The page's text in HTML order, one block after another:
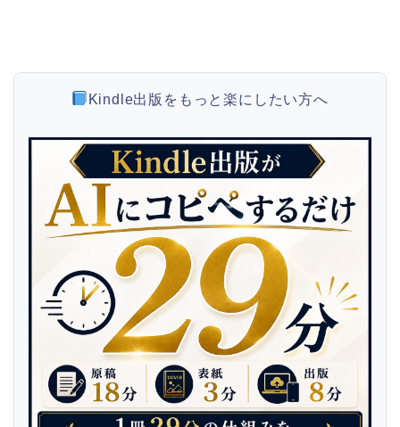
Kindle出版をもっと楽にしたい方へ